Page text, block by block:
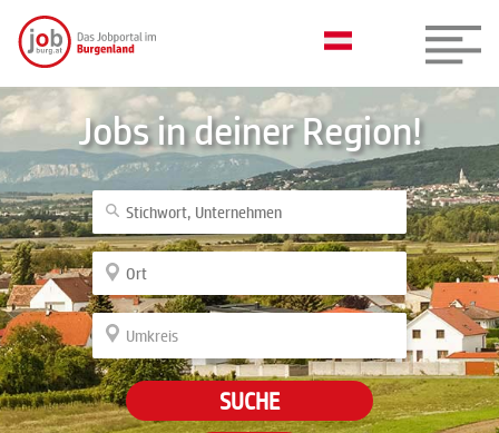
Jobs in deiner Region!
SUCHE